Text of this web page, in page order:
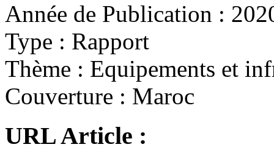
Année de Publication :
Type : Rapport
Thème : Equipements et
Couverture : Maroc
URL Article :